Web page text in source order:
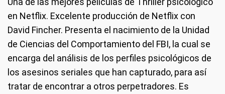
en Netflix. Excelente producción de Netflix con
David Fincher. Presenta el nacimiento de la Unidad
de Ciencias del Comportamiento del FBI, la cual se
encarga del análisis de los perfiles psicológicos de
los asesinos seriales que han capturado, para así
tratar de encontrar a otros perpetradores. Es